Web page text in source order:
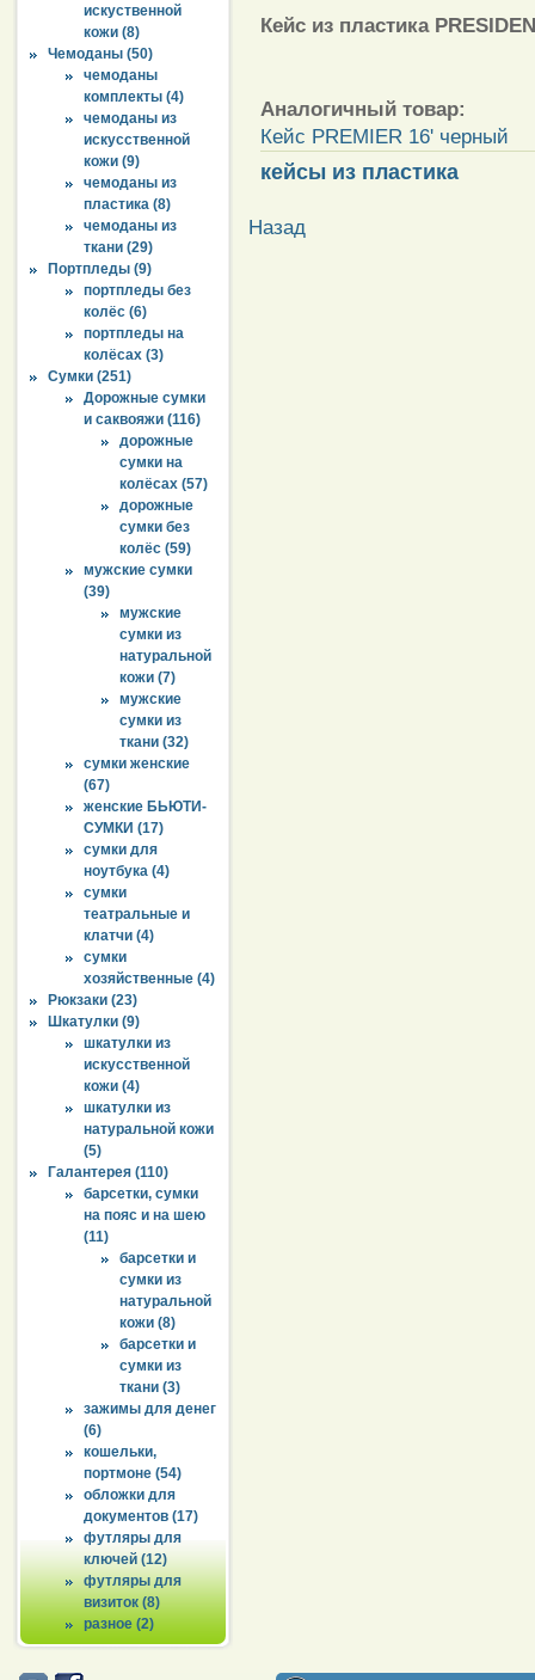
искуственной
кожи (8)
Чемоданы (50)
чемоданы
комплекты (4)
чемоданы из
искусственной
кожи (9)
чемоданы из
пластика (8)
чемоданы из
ткани (29)
Портпледы (9)
портпледы без
колёс (6)
портпледы на
колёсах (3)
Сумки (251)
Дорожные сумки
и саквояжи (116)
дорожные
сумки на
колёсах (57)
дорожные
сумки без
колёс (59)
мужские сумки
(39)
мужские
сумки из
натуральной
кожи (7)
мужские
сумки из
ткани (32)
сумки женские
(67)
женские БЬЮТИ-
СУМКИ (17)
сумки для
ноутбука (4)
сумки
театральные и
клатчи (4)
сумки
хозяйственные (4)
Рюкзаки (23)
Шкатулки (9)
шкатулки из
искусственной
кожи (4)
шкатулки из
натуральной кожи
(5)
Галантерея (110)
барсетки, сумки
на пояс и на шею
(11)
барсетки и
сумки из
натуральной
кожи (8)
барсетки и
сумки из
ткани (3)
зажимы для денег
(6)
кошельки,
портмоне (54)
обложки для
документов (17)
футляры для
ключей (12)
футляры для
визиток (8)
разное (2)
Кейс из пластика
Аналогичный товар:
Кейс PREMIER 16' черный
кейсы из пластика
Назад